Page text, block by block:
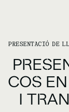
PRESENTACIÓ DE
COS
I